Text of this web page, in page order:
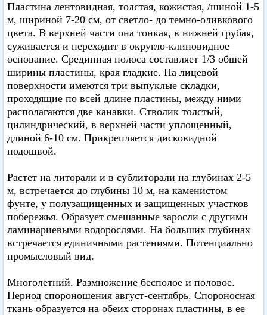
Пластина лентовидная, толстая, кожистая, /шиной 1-5
м, шириной 7-20 см, от светло- до темно-оливкового
цвета. В верхней части она тонкая, в нижней грубая,
суживается и переходит в округло-клиновидное
основание. Срединная полоса составляет 1/3 обшей
ширины пластины, края гладкие. На лицевой
поверхности имеются три выпуклые складки,
проходящие по всей длине пластины, между ними
располагаются две канавки. Стволик толстый,
цилиндрический, в верхней части уплощенный,
длиной 6-10 см. Прикрепляется дисковидной
подошвой.
Растет на литорали и в сублиторали на глубинах 2-5
м, встречается до глубины 10 м, на каменистом
фунте, у полузащищенных и защищенных участков
побережья. Образует смешанные заросли с другими
ламинариевыми водорослями. На больших глубинах
встречается единичными растениями. Потенциально
промысловый вид.
Многолетний. Размножение бесполое и половое.
Период спороношения август-сентябрь. Спороносная
ткань образуется на обеих сторонах пластины, в ее